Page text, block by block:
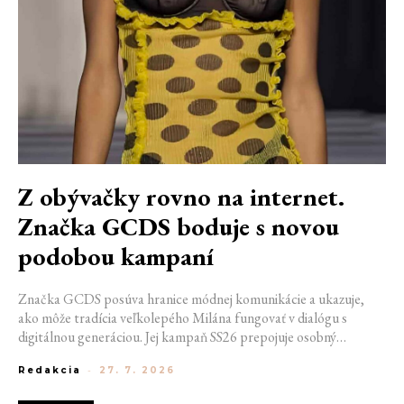
Z obývačky rovno na internet.
Značka GCDS boduje s novou
podobou kampaní
Značka GCDS posúva hranice módnej komunikácie a ukazuje,
ako môže tradícia veľkolepého Milána fungovať v dialógu s
digitálnou generáciou. Jej kampaň SS26 prepojuje osobný
spôsob, akým dnes módu vnímame a zdieľame. Zároveň
Redakcia - 27. 7. 2026